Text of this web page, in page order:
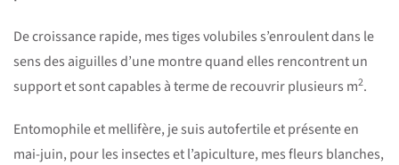
De croissance rapide, mes tiges volubiles s’enroulent dans le
sens des aiguilles d’une montre quand elles rencontrent un
support et sont capables à terme de recouvrir plusieurs m2.
Entomophile et mellifère, je suis autofertile et présente en
mai-juin, pour les insectes et l’apiculture, mes fleurs blanches,